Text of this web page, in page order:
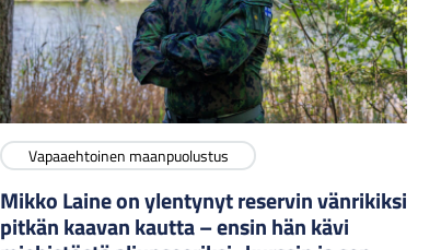
Vapaaehtoinen maanpuolustus
Mikko Laine on ylentynyt reservin vänrikiksi
pitkän kaavan kautta – ensin hän kävi